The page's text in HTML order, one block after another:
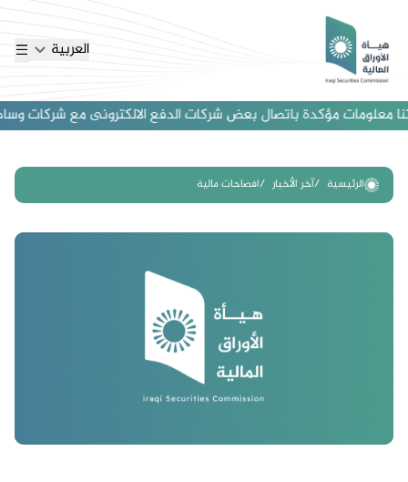
العربية
معلومات مؤكدة باتصال بعض شركات الدفع الالكترونى مع شركات وساطة
الرئيسية آخر الأخبار افصاحات مالية